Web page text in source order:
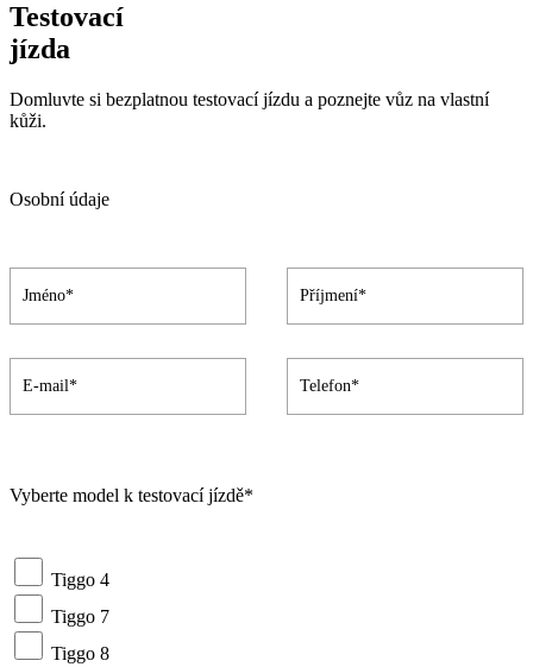
Testovací
jízda
Domluvte si bezplatnou testovací jízdu a poznejte vůz na vlastní
kůži.
Osobní údaje
Vyberte model k testovací jízdě*
Tiggo 4
Tiggo 7
Tiggo 8